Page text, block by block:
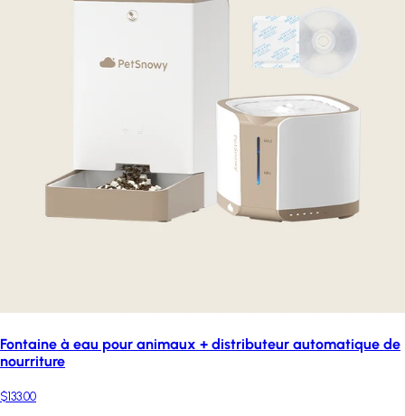
Fontaine à eau pour animaux + distributeur automatique de
nourriture
$133.00